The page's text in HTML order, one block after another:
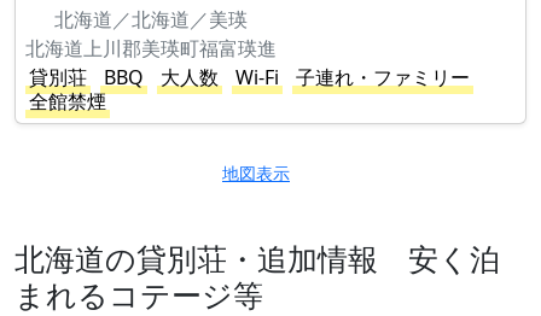
北海道／北海道／美瑛
北海道上川郡美瑛町福富瑛進
貸別荘
BBQ 大人数 Wi-Fi
子連れ・ファミリー
全館禁煙
地図表示
北海道の貸別荘・追加情報 安く泊
まれるコテージ等